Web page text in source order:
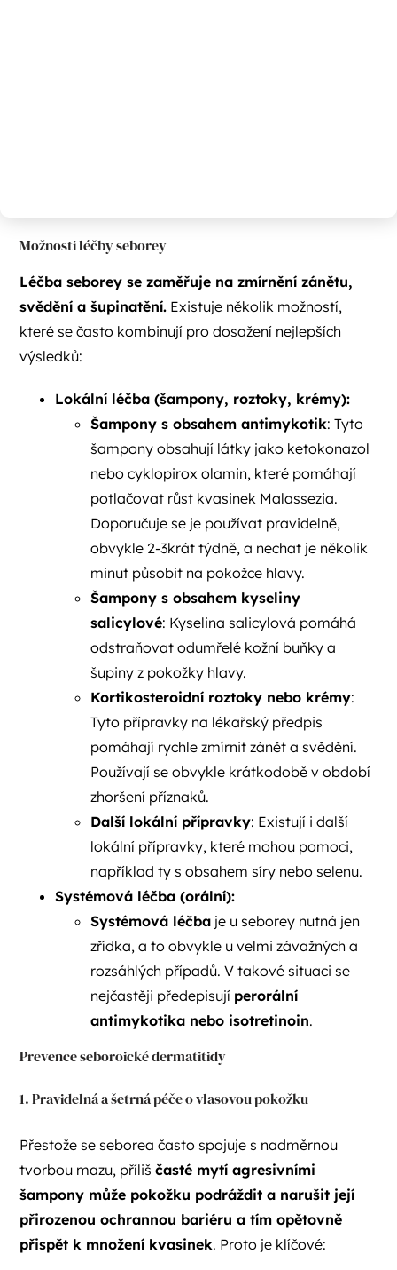
Možnosti léčby seborey
Léčba seborey se zaměřuje na zmírnění zánětu,
svědění a šupinatění. Existuje několik možností,
které se často kombinují pro dosažení nejlepších
výsledků:
Lokální léčba (šampony, roztoky, krémy):
Šampony s obsahem antimykotik: Tyto
šampony obsahují látky jako ketokonazol
nebo cyklopirox olamin, které pomáhají
potlačovat růst kvasinek Malassezia.
Doporučuje se je používat pravidelně,
obvykle 2-3krát týdně, a nechat je několik
minut působit na pokožce hlavy.
Šampony s obsahem kyseliny
salicylové: Kyselina salicylová pomáhá
odstraňovat odumřelé kožní buňky a
šupiny z pokožky hlavy.
Kortikosteroidní roztoky nebo krémy:
Tyto přípravky na lékařský předpis
pomáhají rychle zmírnit zánět a svědění.
Používají se obvykle krátkodobě v období
zhoršení příznaků.
Další lokální přípravky: Existují i další
lokální přípravky, které mohou pomoci,
například ty s obsahem síry nebo selenu.
Systémová léčba (orální):
Systémová léčba je u seborey nutná jen
zřídka, a to obvykle u velmi závažných a
rozsáhlých případů. V takové situaci se
nejčastěji předepisují perorální
antimykotika nebo isotretinoin.
Prevence seboroické dermatitidy
1. Pravidelná a šetrná péče o vlasovou pokožku
Přestože se seborea často spojuje s nadměrnou
tvorbou mazu, příliščasté mytí agresivními
šampony může pokožku podráždit a narušit její
přirozenou ochrannou bariéru a tím opětovně
přispět k množení kvasinek. Proto je klíčové: